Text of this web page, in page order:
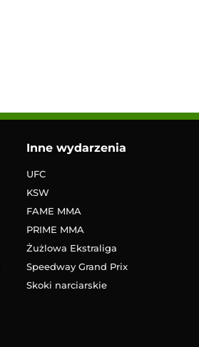
Inne wydarzenia
UFC
KSW
FAME MMA
PRIME MMA
Żużlowa Ekstraliga
Speedway Grand Prix
Skoki narciarskie